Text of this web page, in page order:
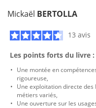
Mickaël BERTOLLA
13 avis
Les points forts du livre :
Une montée en
rigoureuse,
Une exploitation directe des
métiers variés,
Une ouverture sur les